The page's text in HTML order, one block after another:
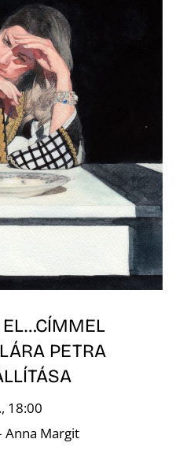
EL…CÍMMEL
PETRA
18:00
Anna Margit